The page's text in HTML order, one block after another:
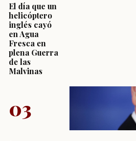
El día que un
helicóptero
inglés cayó
en Agua
Fresca en
plena Guerra
de las
Malvinas
03